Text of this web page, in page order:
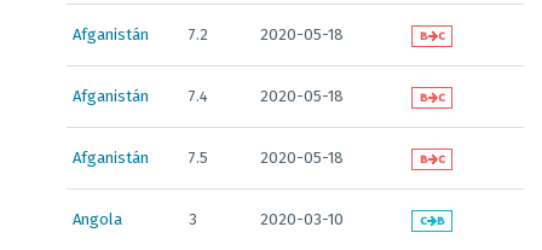
Afganistán 7.2 2020-05-18 B C
Afganistán 7.4 2020-05-18 B C
Afganistán 7.5 2020-05-18 B C
Angola 3 2020-03-10 C B